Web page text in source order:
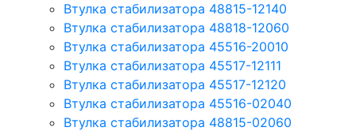
Втулка стабилизатора 48815-12140
Втулка стабилизатора 48818-12060
Втулка стабилизатора 45516-20010
Втулка стабилизатора 45517-12111
Втулка стабилизатора 45517-12120
Втулка стабилизатора 45516-02040
Втулка стабилизатора 48815-02060